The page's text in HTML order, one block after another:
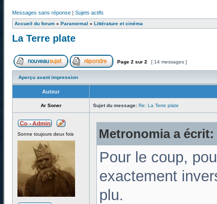
Messages sans réponse | Sujets actifs
Accueil du forum » Paranormal » Littérature et cinéma
La Terre plate
Page 2 sur 2 [ 14 messages ]
Aperçu avant impression
Auteur
Ar Soner Sujet du message: Re: La Terre plate
Sonne toujours deux fois Metronomia a écrit:
Pour le coup,
exactement
plu.